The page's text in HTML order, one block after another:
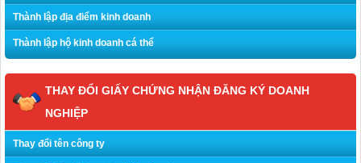
Thành lập địa điểm kinh doanh
Thành lập hộ kinh doanh cá thể
THAY ĐỔI GIẤY CHỨNG NHẬN ĐĂNG KÝ DOANH
NGHIỆP
Thay đổi tên công ty